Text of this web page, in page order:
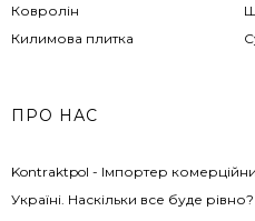
Ковролін
Килимова плитка
ПРО НАС
Kontraktpol - Імпортер
Україні. Наскільки все буде